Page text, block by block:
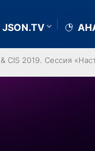
JSON.TV
CIS 2019. Сессия